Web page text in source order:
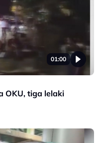
01:00
OKU, tiga lelaki